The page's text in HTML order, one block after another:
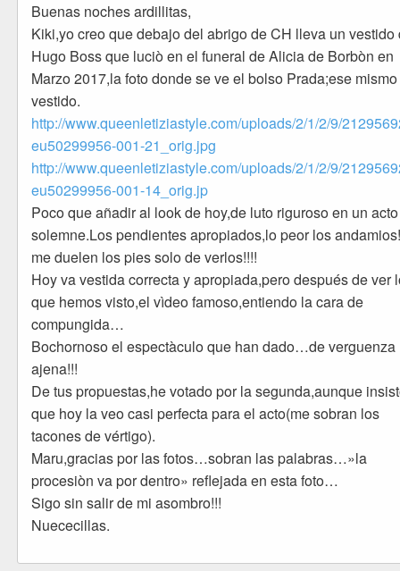
Buenas noches ardillitas,
Kiki,yo creo que debajo del abrigo de CH lleva un vestido
Hugo Boss que luciò en el funeral de Alicia de Borbòn en
Marzo 2017,la foto donde se ve el bolso Prada;ese mismo
vestido.
http://www.queenletiziastyle.com/uploads/2/1/2/9/
eu50299956-001-21_orig.jpg
http://www.queenletiziastyle.com/uploads/2/1/2/9/
eu50299956-001-14_orig.jp
Poco que añadir al look de hoy,de luto riguroso en un acto
solemne.Los pendientes apropiados,lo peor los
me duelen los pies solo de verlos!!!!
Hoy va vestida correcta y apropiada,pero después de ver
que hemos visto,el vìdeo famoso,entiendo la cara de
compungida…
Bochornoso el espectàculo que han dado…de verguenza
ajena!!!
De tus propuestas,he votado por la segunda,aunque
que hoy la veo casi perfecta para el acto(me sobran los
tacones de vértigo).
Maru,gracias por las fotos…sobran las palabras…»la
procesiòn va por dentro» reflejada en esta foto…
Sigo sin salir de mi asombro!!!
Nuececillas.